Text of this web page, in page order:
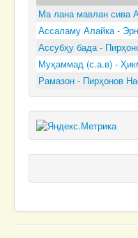
Ма лана мавлан сива
Ассаламу Алайка -
Ассубҳу бада -
Муҳаммад (с.а.в) -
Рамазон - Пирҳонов